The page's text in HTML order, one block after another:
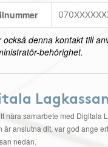
också denna kontakt till
behörighet.
nära samarbete med Digitala
är anslutna dit, var god ange
nedan.